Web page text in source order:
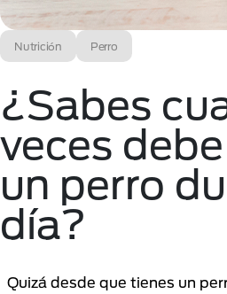
Nutrición Perro
¿Sabes
veces
un perro
día?
Quizá desde que tienes un